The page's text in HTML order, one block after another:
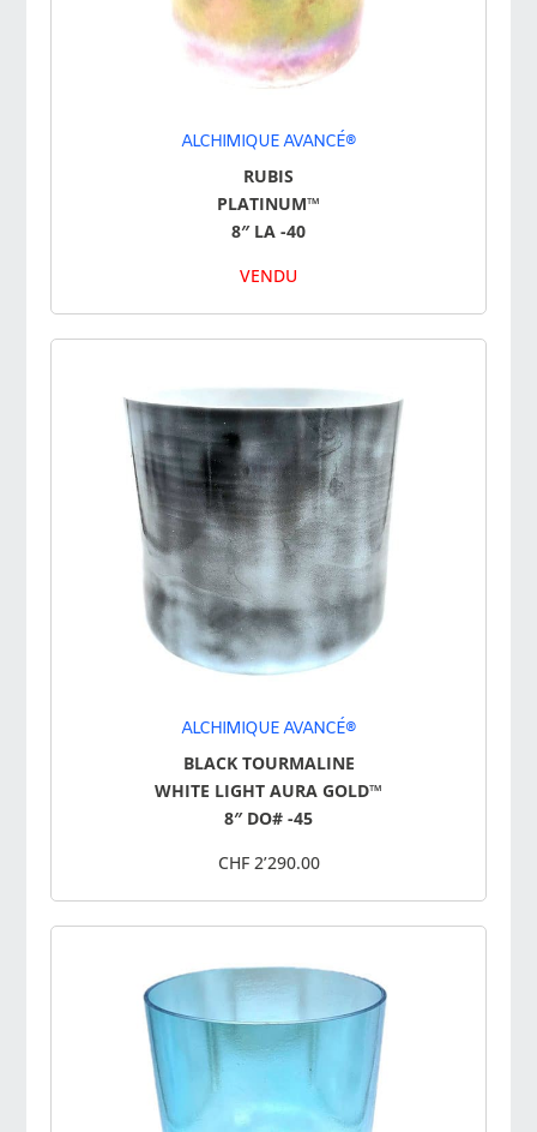
ALCHIMIQUE AVANCÉ®
RUBIS
PLATINUM™
8″ LA -40
VENDU
ALCHIMIQUE AVANCÉ®
BLACK TOURMALINE
WHITE LIGHT AURA GOLD™
8″ DO# -45
CHF 2’290.00